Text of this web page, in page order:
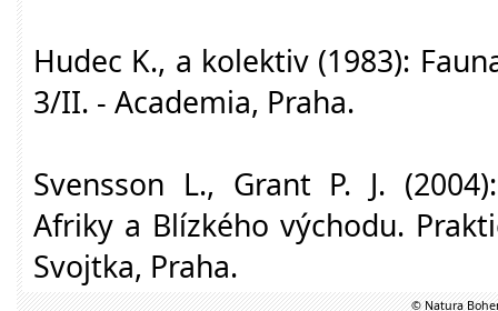
Hudec K., a kolektiv (1983):
3/II. - Academia, Praha.
Svensson L., Grant P. J.
Afriky a Blízkého východu.
Svojtka, Praha.
© Natura